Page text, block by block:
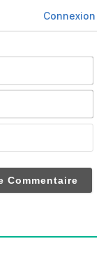
Connexion